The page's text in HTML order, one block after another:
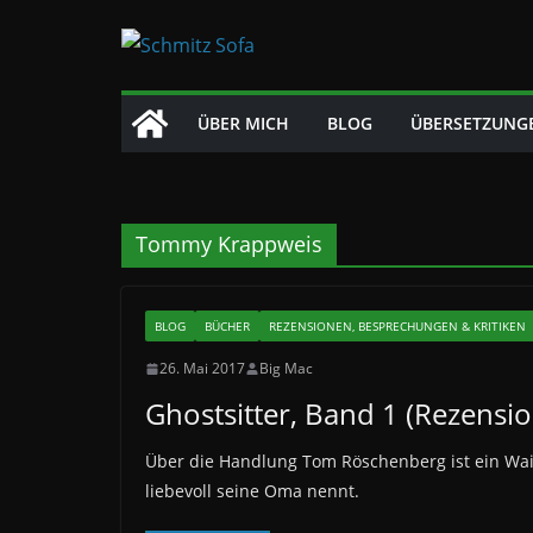
ÜBER MICH BLOG
Tommy Krappweis
BLOG BÜCHER REZENSIONEN, BESPRECHUNGEN & KRITIKEN
26. Mai 2017 Big Mac
Ghostsitter, Band 1
Über die Handlung Tom Röschenberg ist ein
liebevoll seine Oma nennt.